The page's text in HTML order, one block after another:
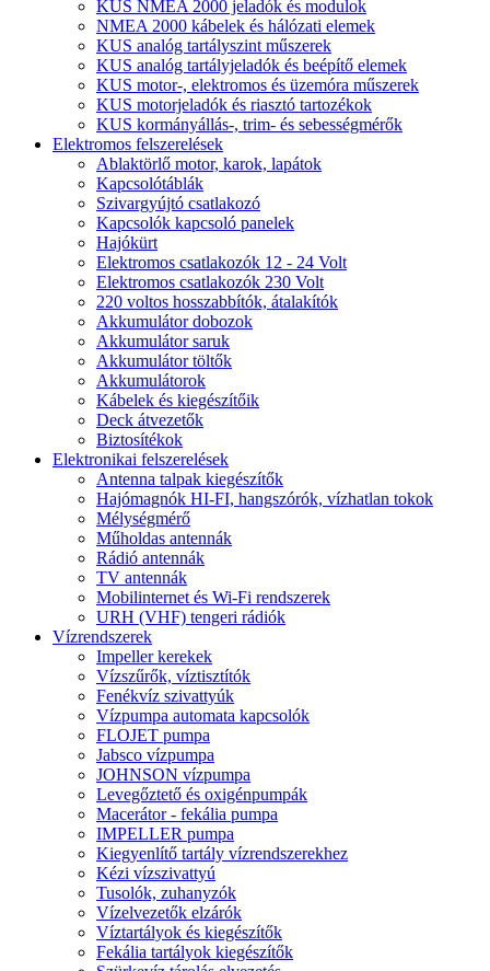
KUS NMEA 2000 jeladók és modulok
NMEA 2000 kábelek és hálózati elemek
KUS analóg tartályszint műszerek
KUS analóg tartályjeladók és beépítő elemek
KUS motor-, elektromos és üzemóra műszerek
KUS motorjeladók és riasztó tartozékok
KUS kormányállás-, trim- és sebességmérők
Elektromos felszerelések
Ablaktörlő motor, karok, lapátok
Kapcsolótáblák
Szivargyújtó csatlakozó
Kapcsolók kapcsoló panelek
Hajókürt
Elektromos csatlakozók 12 - 24 Volt
Elektromos csatlakozók 230 Volt
220 voltos hosszabbítók, átalakítók
Akkumulátor dobozok
Akkumulátor saruk
Akkumulátor töltők
Akkumulátorok
Kábelek és kiegészítőik
Deck átvezetők
Biztosítékok
Elektronikai felszerelések
Antenna talpak kiegészítők
Hajómagnók HI-FI, hangszórók, vízhatlan tokok
Mélységmérő
Műholdas antennák
Rádió antennák
TV antennák
Mobilinternet és Wi-Fi rendszerek
URH (VHF) tengeri rádiók
Vízrendszerek
Impeller kerekek
Vízszűrők, víztisztítók
Fenékvíz szivattyúk
Vízpumpa automata kapcsolók
FLOJET pumpa
Jabsco vízpumpa
JOHNSON vízpumpa
Levegőztető és oxigénpumpák
Macerátor - fekália pumpa
IMPELLER pumpa
Kiegyenlítő tartály vízrendszerekhez
Kézi vízszivattyú
Tusolók, zuhanyzók
Vízelvezetők elzárók
Víztartályok és kiegészítők
Fekália tartályok kiegészítők